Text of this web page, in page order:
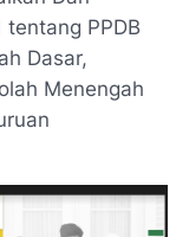
tentang PPDB
Dasar,
Menengah